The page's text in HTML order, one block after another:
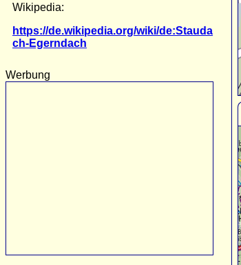
Wikipedia:
https://de.wikipedia.org/wiki/de:Stauda
ch-Egerndach
Werbung